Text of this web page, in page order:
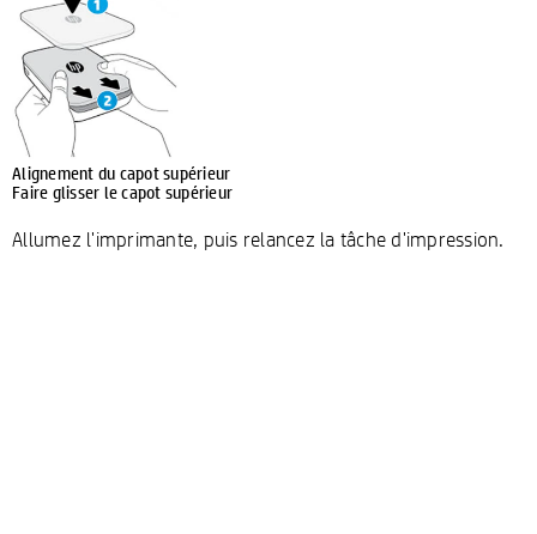
Alignement du capot supérieur
Faire glisser le capot supérieur
Allumez l'imprimante, puis relancez la tâche d'impression.